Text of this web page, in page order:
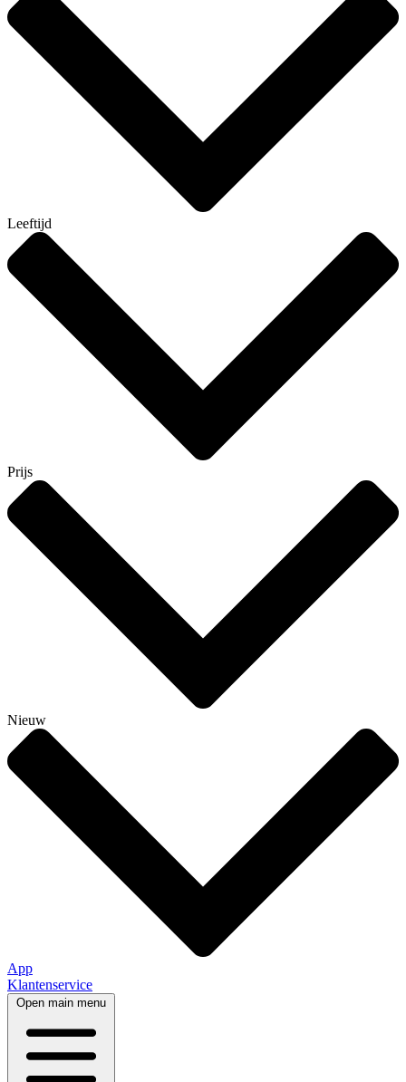
Leeftijd
Prijs
Nieuw
App
Klantenservice
Open main menu